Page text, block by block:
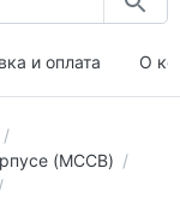
и оплата О
(MCCB)